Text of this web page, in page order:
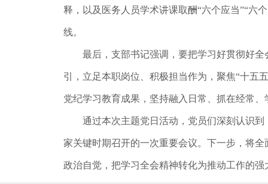
释，以及医务人员学术讲课取酬“六个应当”“六
线。
最后，支部书记强调，要把学习好贯彻好全
引，立足本职岗位、积极担当作为，聚焦“十五
党纪学习教育成果，坚持融入日常、抓在经常
通过本次主题党日活动，党员们深刻认识到
家关键时期召开的一次重要会议。下一步，将
政治自觉，把学习全会精神转化为推动工作的